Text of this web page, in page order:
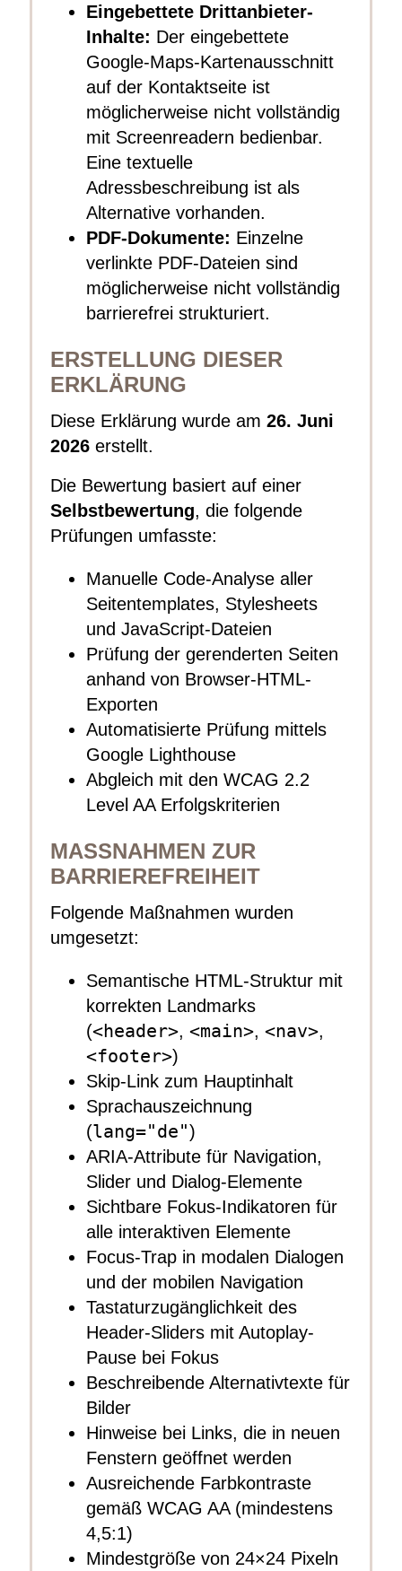
Eingebettete Drittanbieter-
Inhalte: Der eingebettete
Google-Maps-Kartenausschnitt
auf der Kontaktseite ist
möglicherweise nicht vollständig
mit Screenreadern bedienbar.
Eine textuelle
Adressbeschreibung ist als
Alternative vorhanden.
PDF-Dokumente: Einzelne
verlinkte PDF-Dateien sind
möglicherweise nicht vollständig
barrierefrei strukturiert.
ERSTELLUNG DIESER
ERKLÄRUNG
Diese Erklärung wurde am 26. Juni
2026 erstellt.
Die Bewertung basiert auf einer
Selbstbewertung, die folgende
Prüfungen umfasste:
Manuelle Code-Analyse aller
Seitentemplates, Stylesheets
und JavaScript-Dateien
Prüfung der gerenderten Seiten
anhand von Browser-HTML-
Exporten
Automatisierte Prüfung mittels
Google Lighthouse
Abgleich mit den WCAG 2.2
Level AA Erfolgskriterien
MASSNAHMEN ZUR B
ARRIEREFREIHEIT
Folgende Maßnahmen wurden
umgesetzt:
Semantische HTML-Struktur mit
korrekten Landmarks
(<header>, <main>, <nav>,
<footer>)
Skip-Link zum Hauptinhalt
Sprachauszeichnung
(lang="de")
ARIA-Attribute für Navigation,
Slider und Dialog-Elemente
Sichtbare Fokus-Indikatoren für
alle interaktiven Elemente
Focus-Trap in modalen Dialogen
und der mobilen Navigation
Tastaturzugänglichkeit des
Header-Sliders mit Autoplay-
Pause bei Fokus
Beschreibende Alternativtexte für
Bilder
Hinweise bei Links, die in neuen
Fenstern geöffnet werden
Ausreichende Farbkontraste
gemäß WCAG AA (mindestens
4,5:1)
Mindestgröße von 24×24 Pixeln